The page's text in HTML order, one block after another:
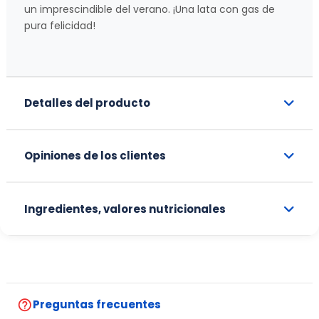
un imprescindible del verano. ¡Una lata con gas de
pura felicidad!
Detalles del producto
Opiniones de los clientes
Ingredientes, valores nutricionales
help_outlinePreguntas frecuentes